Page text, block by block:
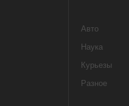
Авто
Наука
Курьезы
Разное